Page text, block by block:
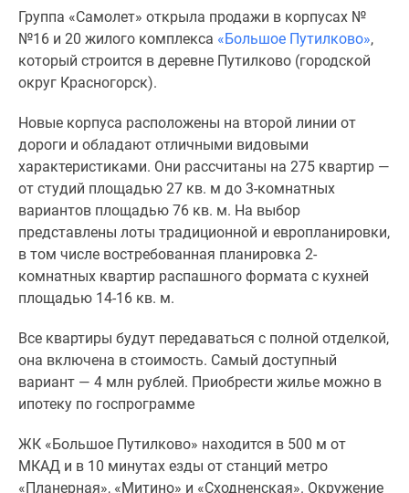
Специальные
предложения
Коммерческие
помещения
Продавцы
застройщики
Панорамы
новостроек
Видеообзор
новостроек
Экология
Москвы
Подмосковья
Студии
комнатные
комнатные
Группа «Самолет» открыла продажи в корпусах №
№16 и 20 жилого комплекса «Большое Путилково»,
который строится в деревне Путилково (городской
округ Красногорск).
Новые корпуса расположены на второй линии от
дороги и обладают отличными видовыми
характеристиками. Они рассчитаны на 275 квартир —
от студий площадью 27 кв. м до 3-комнатных
вариантов площадью 76 кв. м. На выбор
представлены лоты традиционной и европланировки,
в том числе востребованная планировка 2-
комнатных квартир распашного формата с кухней
площадью 14-16 кв. м.
Все квартиры будут передаваться с полной отделкой,
она включена в стоимость. Самый доступный
вариант — 4 млн рублей. Приобрести жилье можно в
ипотеку по госпрограмме
ЖК «Большое Путилково» находится в 500 м от
МКАД и в 10 минутах езды от станций метро
«Планерная», «Митино» и «Сходненская». Окружение